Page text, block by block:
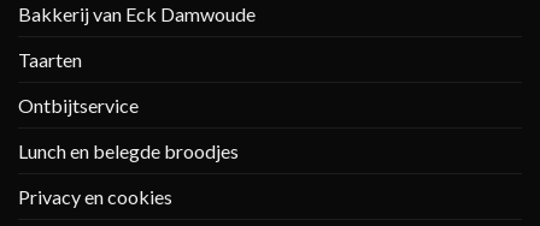
Bakkerij van Eck Damwoude
Taarten
Ontbijtservice
Lunch en belegde broodjes
Privacy en cookies